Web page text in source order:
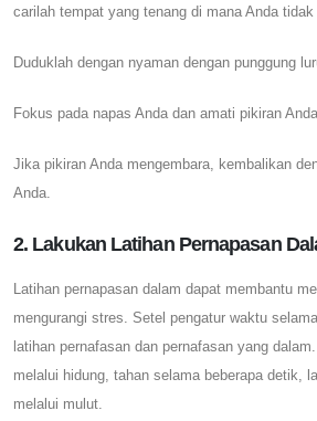
carilah tempat yang tenang di mana Anda
Duduklah dengan nyaman dengan punggung
Fokus pada napas Anda dan amati pikiran
Jika pikiran Anda mengembara, kembalikan
Anda.
2. Lakukan Latihan Pernapasan
Latihan pernapasan dalam dapat membantu
mengurangi stres. Setel pengatur waktu
latihan pernafasan dan pernafasan yang
melalui hidung, tahan selama beberapa detik,
melalui mulut.